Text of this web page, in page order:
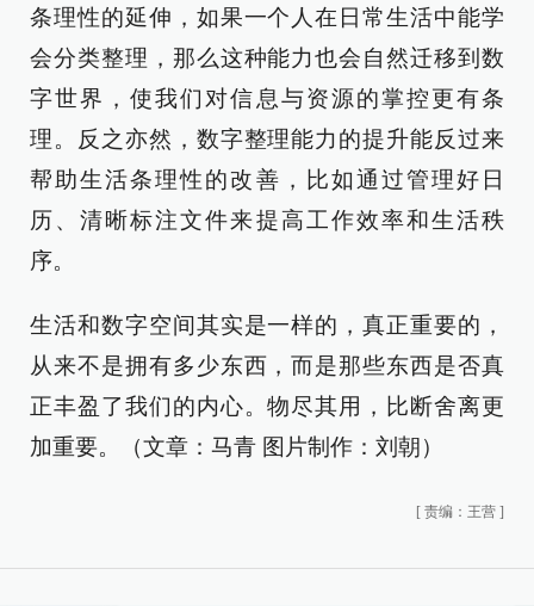
条理性的延伸，如果一个人在日常生活中能学
会分类整理，那么这种能力也会自然迁移到数
字世界，使我们对信息与资源的掌控更有条
理。反之亦然，数字整理能力的提升能反过来
帮助生活条理性的改善，比如通过管理好日
历、清晰标注文件来提高工作效率和生活秩
序。
生活和数字空间其实是一样的，真正重要的，
从来不是拥有多少东西，而是那些东西是否真
正丰盈了我们的内心。物尽其用，比断舍离更
加重要。（文章：马青 图片制作：刘朝）
[ 责编：王营 ]